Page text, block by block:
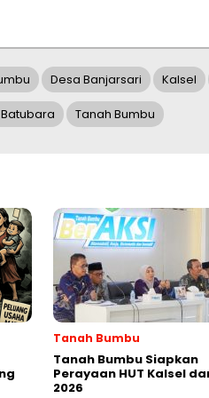
Desa Banjarsari Kalsel
Tanah Bumbu
Tanah Bumbu
Tanah Bumbu Siapkan
Perayaan HUT Kalsel
2026